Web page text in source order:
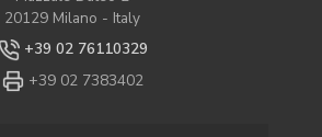
20129 Milano - Italy
+39 02 76110329
+39 02 7383402